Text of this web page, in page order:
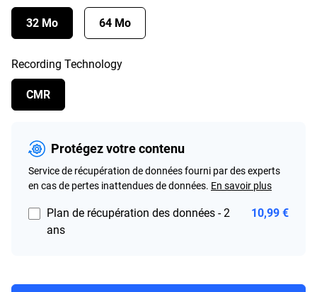
32 Mo 64 Mo
Recording Technology
CMR
Protégez votre contenu
Service de récupération de données fourni par des experts
en cas de pertes inattendues de données. En savoir plus
Plan de récupération des données - 2
ans
10,99 €